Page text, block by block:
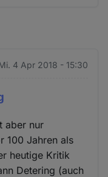
4 Apr 2018 - 15:30
aber nur
100 Jahren als
heutige Kritik
Detering (auch